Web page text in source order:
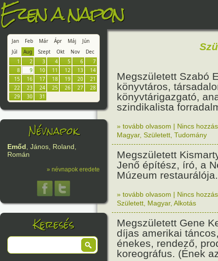
Ezen a napon
Jan Feb Már Ápr Máj
Jún
Júl
Aug Szept Okt Nov
Dec
1
2 3 4 5 6
7
8
9 10 11 12 13
14
15
16 17 18 19 20
21
22
23 24 25 26 27
28
29
30 31
Névnapok
Emőd, János, Roland,
Román
» névnapok eredete
Keresés
Megszületett Szabó
könyvtáros,
könyvtárigazgató,
szindikalista
» tovább olvasom | Nincs
Magyar, Született Tudomány
Megszületett
Jenő építész, író, a
Múzeum restaurálója.
» tovább olvasom | Nincs
Született Magyar, Alkotás
Megszületett Gene
díjas amerikai
énekes, rendező,
koreográfus. (Ének